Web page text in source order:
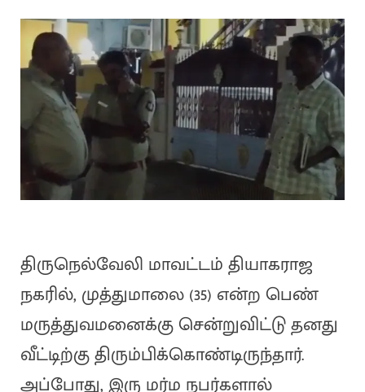
திருநெல்வேலி மாவட்டம் தியாகராஜ
நகரில், முத்துமாலை (35) என்ற பெண்
மருத்துவமனைக்கு சென்றுவிட்டு தனது
வீட்டிற்கு திரும்பிக்கொண்டிருந்தார்.
அப்போது, இரு மர்ம நபர்களால்